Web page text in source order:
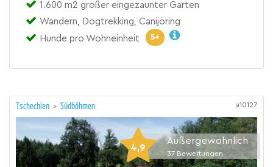
1.600 m2 großer eingezäunter Garten
Wandern, Dogtrekking, Canijöring
Hunde pro Wohneinheit
5+
Tschechien > Südböhmen a10127
4,9
Außergewöhnlich
37 Bewertungen